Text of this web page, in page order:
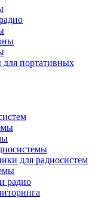
портативных
для радиосистем
радио